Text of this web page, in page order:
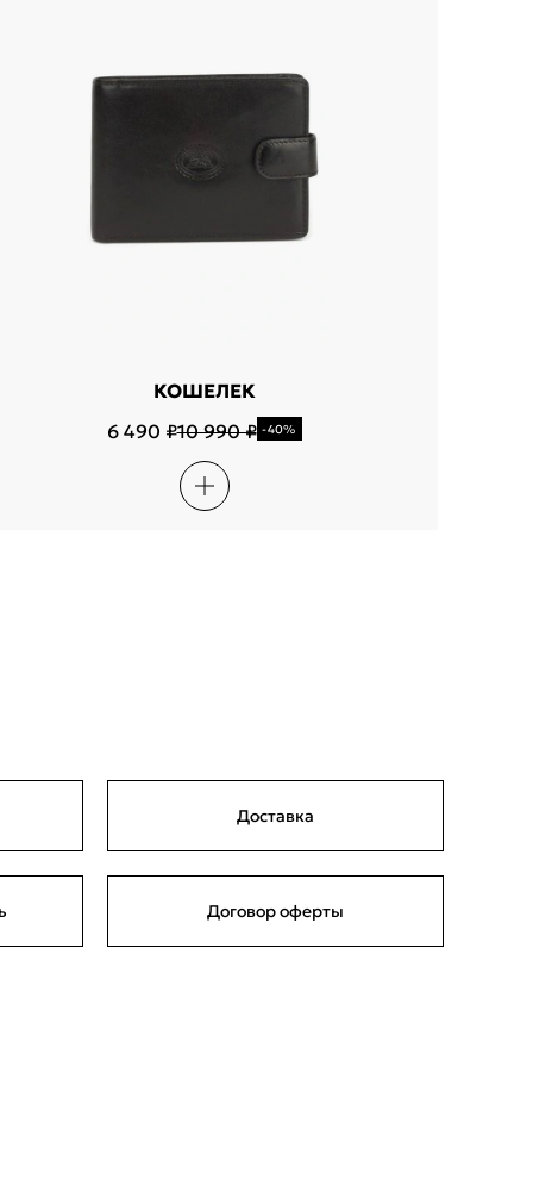
КОШЕЛЕК
6 490 ₽10 990 ₽ -40%
Доставка
Договор оферты